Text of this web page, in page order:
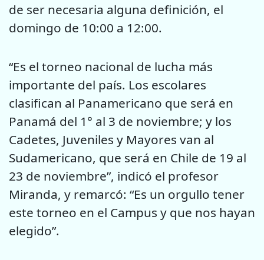
de ser necesaria alguna definición, el
domingo de 10:00 a 12:00.
“Es el torneo nacional de lucha más
importante del país. Los escolares
clasifican al Panamericano que será en
Panamá del 1° al 3 de noviembre; y los
Cadetes, Juveniles y Mayores van al
Sudamericano, que será en Chile de 19 al
23 de noviembre”, indicó el profesor
Miranda, y remarcó: “Es un orgullo tener
este torneo en el Campus y que nos hayan
elegido”.